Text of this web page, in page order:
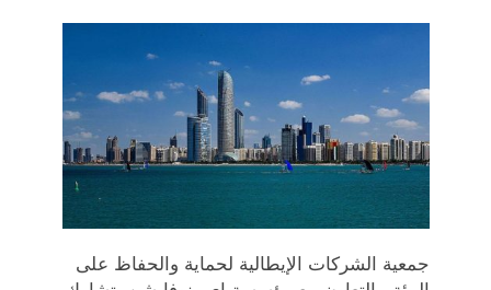
جمعية الشركات الإيطالية لحماية والحفاظ على